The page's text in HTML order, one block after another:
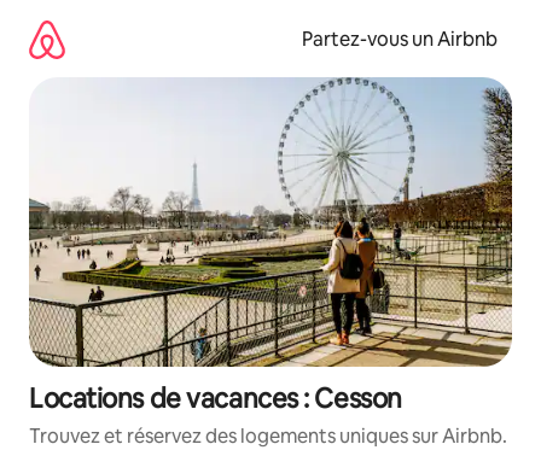
directement
Partez-vous un Airbnb
Locations de vacances : Cesson
Trouvez et réservez des logements uniques sur Airbnb.